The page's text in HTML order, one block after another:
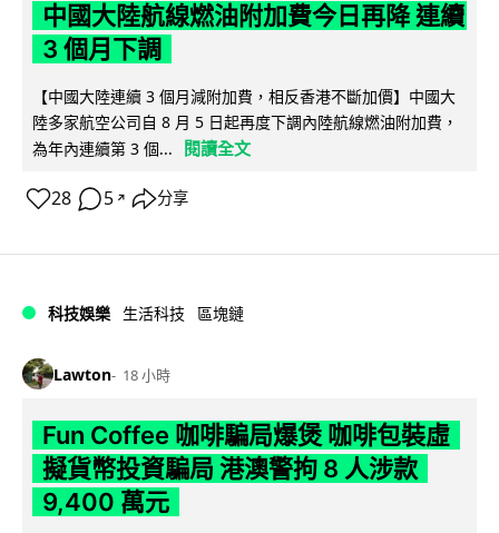
中國大陸航線燃油附加費今日再降 連續
3 個月下調
【中國大陸連續 3 個月減附加費，相反香港不斷加價】中國大
陸多家航空公司自 8 月 5 日起再度下調內陸航線燃油附加費，
為年內連續第 3 個...
閱讀全文
28 5 ↗ 分享
科技娛樂 生活科技 區塊鏈
Lawton 18 小時
Fun Coffee 咖啡騙局爆煲 咖啡包裝虛
擬貨幣投資騙局 港澳警拘 8 人涉款
9,400 萬元